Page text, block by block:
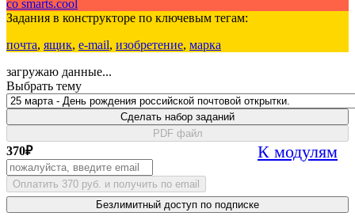
со smarts.cool
Задания в конструкторе по ключевым тегам:
почта, ящик, e-mail, изобретение, марка
загружаю данные...
Выбрать тему
Сделать набор заданий
PDF файл
370₽ К модулям
Оплатить 370 руб. и получить по email
Безлимитный доступ по подписке